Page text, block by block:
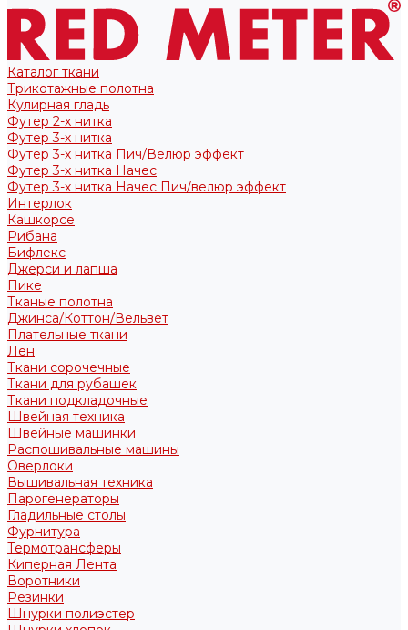
Каталог ткани
Трикотажные полотна
Кулирная гладь
Футер 2-х нитка
Футер 3-х нитка
Футер 3-х нитка Пич/Велюр эффект
Футер 3-х нитка Начес
Футер 3-х нитка Начес Пич/велюр эффект
Интерлок
Кашкорсе
Рибана
Бифлекс
Джерси и лапша
Пике
Тканые полотна
Джинса/Коттон/Вельвет
Плательные ткани
Лён
Ткани сорочечные
Ткани для рубашек
Ткани подкладочные
Швейная техника
Швейные машинки
Распошивальные машины
Оверлоки
Вышивальная техника
Парогенераторы
Гладильные столы
Фурнитура
Термотрансферы
Киперная Лента
Воротники
Резинки
Шнурки полиэстер